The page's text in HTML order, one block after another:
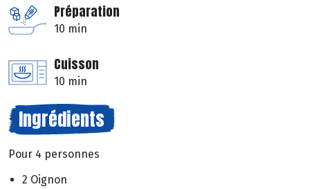
Préparation
10 min
Cuisson
10 min
Ingrédients
Pour 4 personnes
2 Oignon